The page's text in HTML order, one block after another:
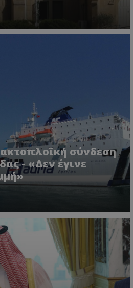
σύνδεση
- «Δεν έγινε